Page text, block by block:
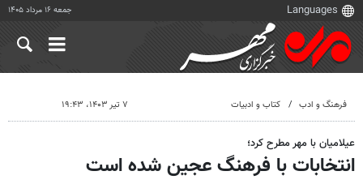
جمعه ۱۶ مرداد ۱۴۰۵
فرهنگ و ادب کتاب و ادبیات ۷ تیر ۱۴۰۳، ۱۹:۴۳
عیلامیان با مهر مطرح کرد؛
انتخابات با فرهنگ عجین شده است